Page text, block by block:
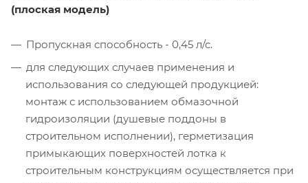
(плоская модель)
Пропускная способность - 0,45 л/с.
для следующих случаев применения и
использования со следующей продукцией:
монтаж с использованием обмазочной
гидроизоляции (душевые поддоны в
строительном исполнении), герметизация
примыкающих поверхностей лотка к
строительным конструкциям осуществляется при